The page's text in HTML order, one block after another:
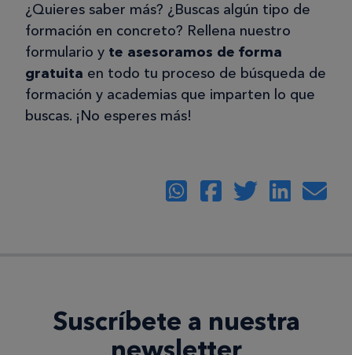
¿Quieres saber más? ¿Buscas algún tipo de
formación en concreto? Rellena nuestro
formulario y te asesoramos de forma
gratuita en todo tu proceso de búsqueda de
formación y academias que imparten lo que
buscas. ¡No esperes más!
Suscríbete a nuestra